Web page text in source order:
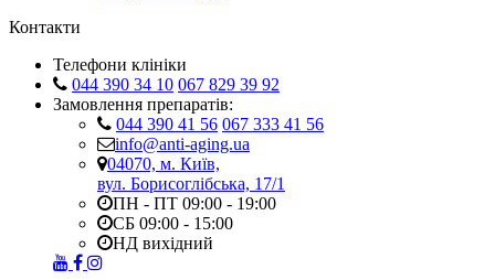
Контакти
Телефони клініки
044 390 34 10 067 829 39 92
Замовлення препаратів:
044 390 41 56 067 333 41 56
info@anti-aging.ua
04070, м. Київ,
вул. Борисоглібська, 17/1
ПН - ПТ 09:00 - 19:00
СБ 09:00 - 15:00
НД вихідний